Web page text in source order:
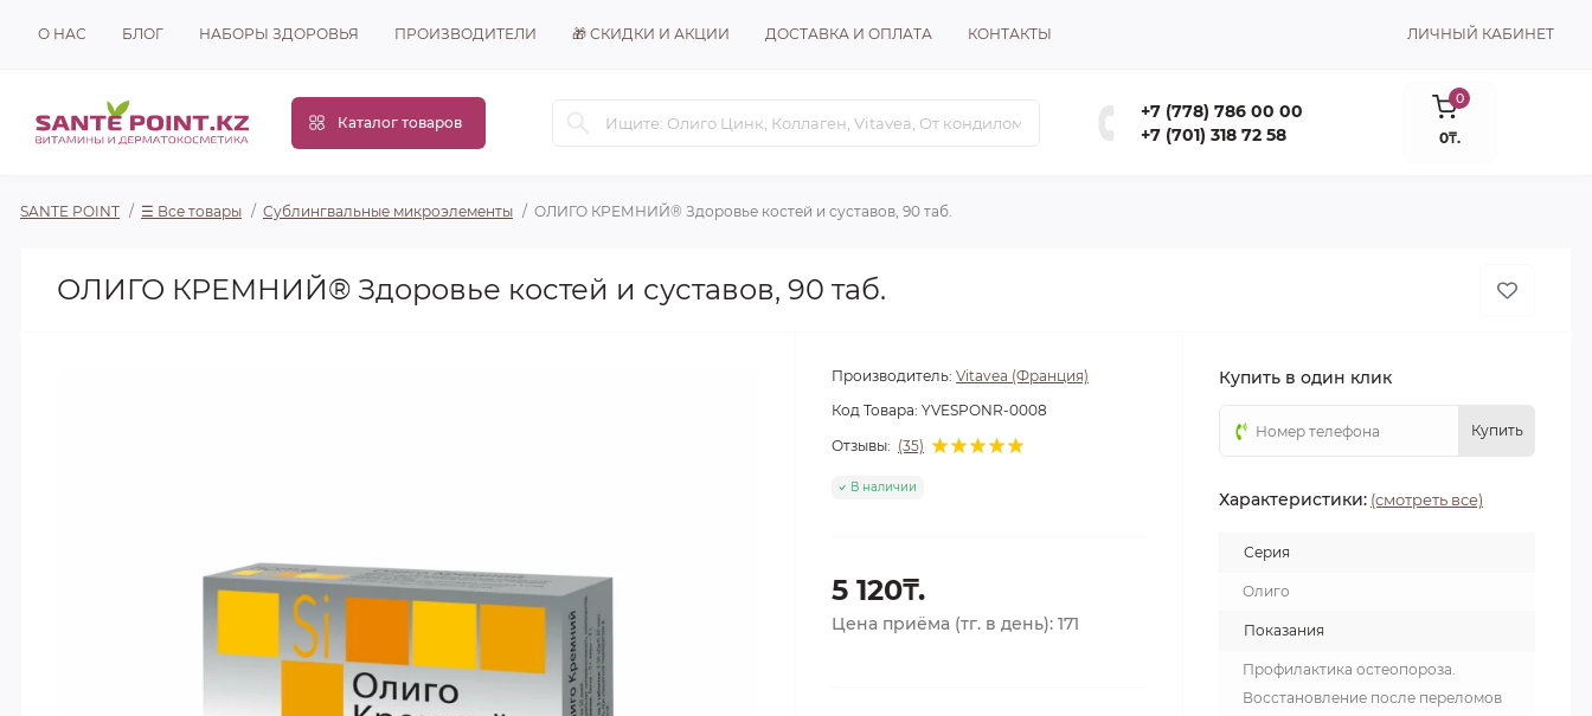
О НАС БЛОГ НАБОРЫ ЗДОРОВЬЯ ПРОИЗВОДИТЕЛИ 🎁 СКИДКИ И АКЦИИ ДОСТАВКА И ОПЛАТА КОНТАКТЫ ЛИЧНЫЙ КАБИНЕТ
Каталог товаров
+7 (778) 786 00 00
+7 (701) 318 72 58
0
0₸.
SANTE POINT ☰ Все товары Сублингвальные микроэлементы ОЛИГО КРЕМНИЙ® Здоровье костей и суставов, 90 таб.
ОЛИГО КРЕМНИЙ® Здоровье костей и суставов, 90 таб.
Производитель: Vitavea (Франция)
Код Товара: YVESPONR-0008
Отзывы: (35)
В наличии
5 120₸.
Цена приёма (тг. в день): 171
Купить в один клик
Купить
Характеристики: (смотреть все)
Серия
Олиго
Показания
Профилактика остеопороза.
Восстановление после переломов